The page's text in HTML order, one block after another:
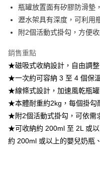
2.基於同意付款使用「大哥付你
由本公司與您本人進行分期帳單
3.完整用戶服務條款，請詳閱以
瓶罐放置面有矽膠防滑墊
瀝水架具有深度，可利用
附2個活動式掛勾，方便
銷售重點
★磁吸式收納設計，自由調
★一次約可容納 3 至 4 個保
★線條式設計，加速風乾瓶
★本體耐重約2kg，每個掛勾
★附2個活動式掛勾，可依需
★可收納約 200ml 至 2L 或
約 200ml 或以上的嬰兒奶瓶